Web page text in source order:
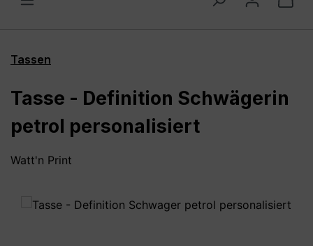
Tassen
Tasse - Definition Schwägerin
petrol personalisiert
Watt'n Print
Bildergalerie überspringen